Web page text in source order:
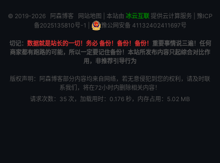
© 2019-2026 阿森博客 网站地图 | 本站由 冰云互联提供云计算服务 | 豫ICP
备2025135810号-1
豫公网安备 41132402411697号
切记： 数据就是站长的一切！务必 备份！备份！备份！ 重要事情说三遍！任何
商家都有跑路的可能，所以一定要记住备份！本站所发布内容只起综合对比作
用，非推荐引导行为
版权声明：阿森博客部分内容均来自网络，若无意侵犯到您的权利，请及时联
系我们，将在72小时内删除相关内容！
请求次数：35 次，加载用时：0.176 秒，内存占用：5.02 MB